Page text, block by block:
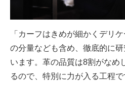
「カーフはきめが細かくデリ
の分量なども含め、徹底的に
います。革の品質は8割がなめ
るので、特別に力が入る工程で